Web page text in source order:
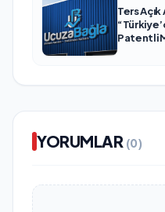
Ters
Patentli
YORUMLAR (0)